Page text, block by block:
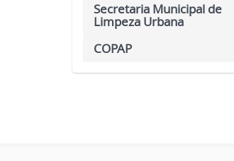
Secretaria Municipal de
Limpeza Urbana
COPAP